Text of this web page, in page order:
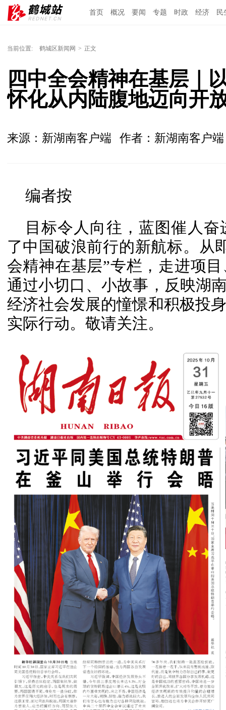
首页 概况 要闻 专题 时政 经济 民
当前位置: 鹤城区新闻网 > 正文
四中全会精神在基层
怀化从内陆腹地迈向开
来源：新湖南客户端 作者：新湖南客户
编者按
目标令人向往，蓝图催人
了中国破浪前行的新航标。从
会精神在基层”专栏，走进项
通过小切口、小故事，反映湖
经济社会发展的憧憬和积极投
实际行动。敬请关注。